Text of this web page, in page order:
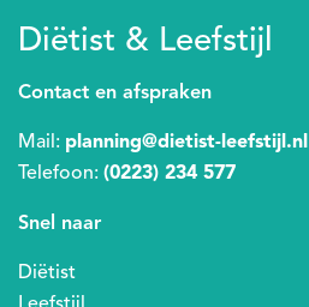
Diëtist & Leefstijl
Contact en afspraken
Mail: planning@dietist-leefstijl.nl
Telefoon: (0223) 234 577
Snel naar
Diëtist